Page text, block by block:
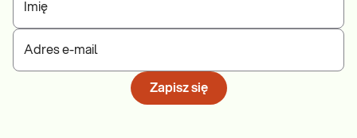
Imię
Adres e-mail
Zapisz się